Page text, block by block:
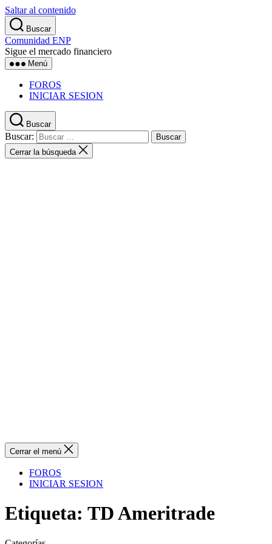
Saltar al contenido
Buscar
Comunidad ENP
Sigue el mercado financiero
Menú
FOROS
INICIAR SESION
Buscar
Buscar:
Cerrar la búsqueda
Cerrar el menú
FOROS
INICIAR SESION
Etiqueta: TD Ameritrade